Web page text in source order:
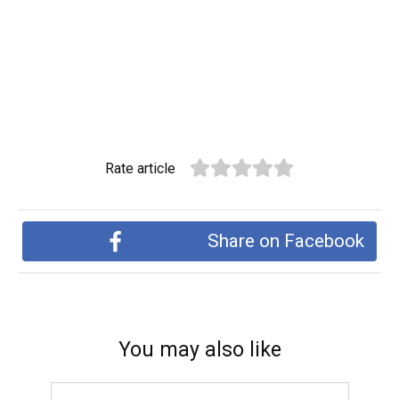
Rate article
Share on Facebook
You may also like